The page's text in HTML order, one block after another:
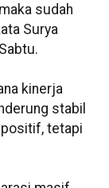
sudah
Surya
kinerja
stabil
tetapi